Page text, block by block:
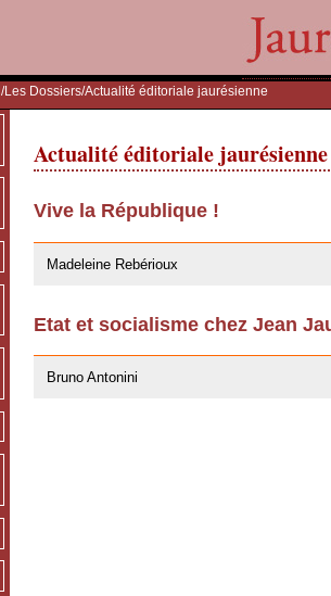
/Les Dossiers/Actualité éditoriale jaurésienne
Actualité éditoriale jaurésienne
Vive la République !
Madeleine Rebérioux
Etat et socialisme chez Jean
Bruno Antonini